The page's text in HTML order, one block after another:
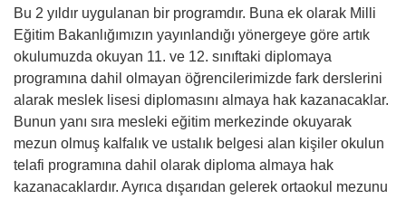
Bu 2 yıldır uygulanan bir programdır. Buna ek olarak Milli
Eğitim Bakanlığımızın yayınlandığı yönergeye göre artık
okulumuzda okuyan 11. ve 12. sınıftaki diplomaya
programına dahil olmayan öğrencilerimizde fark derslerini
alarak meslek lisesi diplomasını almaya hak kazanacaklar.
Bunun yanı sıra mesleki eğitim merkezinde okuyarak
mezun olmuş kalfalık ve ustalık belgesi alan kişiler okulun
telafi programına dahil olarak diploma almaya hak
kazanacaklardır. Ayrıca dışarıdan gelerek ortaokul mezunu